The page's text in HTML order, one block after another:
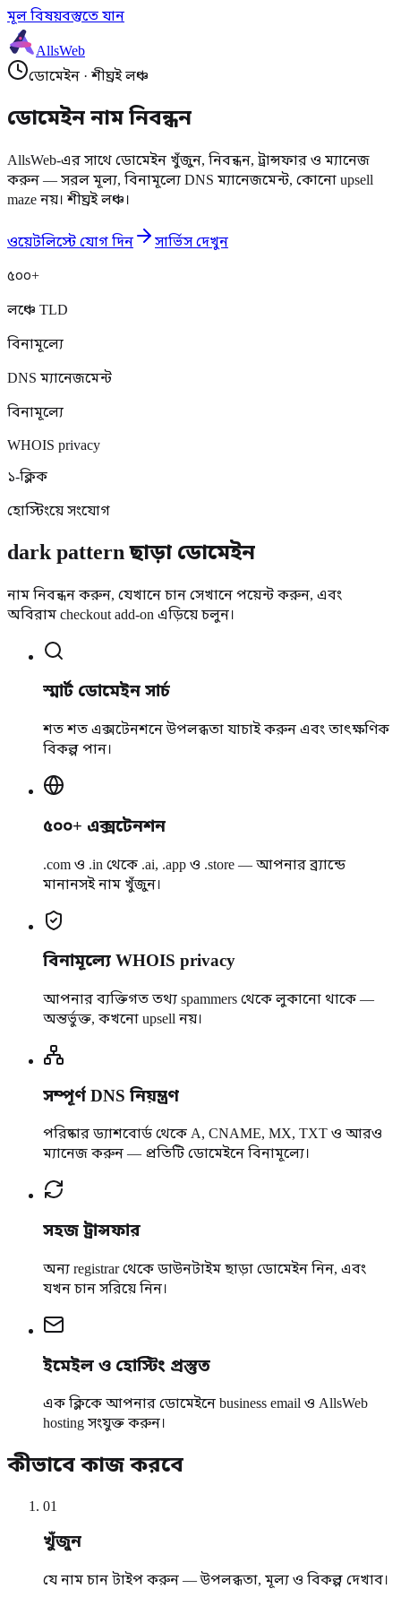
মূল বিষয়বস্তুতে যান
AllsWeb
ডোমেইন ·শীঘ্রই লঞ্চ
ডোমেইন নাম নিবন্ধন
AllsWeb-এর সাথে ডোমেইন খুঁজুন, নিবন্ধন, ট্রান্সফার ও ম্যানেজ
করুন — সরল মূল্য, বিনামূল্যে DNS ম্যানেজমেন্ট, কোনো upsell
maze নয়। শীঘ্রই লঞ্চ।
ওয়েটলিস্টে যোগ দিন সার্ভিস দেখুন
৫০০+
লঞ্চে TLD
বিনামূল্যে
DNS ম্যানেজমেন্ট
বিনামূল্যে
WHOIS privacy
১-ক্লিক
হোস্টিংয়ে সংযোগ
dark pattern ছাড়া ডোমেইন
নাম নিবন্ধন করুন, যেখানে চান সেখানে পয়েন্ট করুন, এবং
অবিরাম checkout add-on এড়িয়ে চলুন।
স্মার্ট ডোমেইন সার্চ
শত শত এক্সটেনশনে উপলব্ধতা যাচাই করুন এবং তাৎক্ষণিক
বিকল্প পান।
৫০০+ এক্সটেনশন
.com ও .in থেকে .ai, .app ও .store — আপনার ব্র্যান্ডে
মানানসই নাম খুঁজুন।
বিনামূল্যে WHOIS privacy
আপনার ব্যক্তিগত তথ্য spammers থেকে লুকানো থাকে —
অন্তর্ভুক্ত, কখনো upsell নয়।
সম্পূর্ণ DNS নিয়ন্ত্রণ
পরিষ্কার ড্যাশবোর্ড থেকে A, CNAME, MX, TXT ও আরও
ম্যানেজ করুন — প্রতিটি ডোমেইনে বিনামূল্যে।
সহজ ট্রান্সফার
অন্য registrar থেকে ডাউনটাইম ছাড়া ডোমেইন নিন, এবং
যখন চান সরিয়ে নিন।
ইমেইল ও হোস্টিং প্রস্তুত
এক ক্লিকে আপনার ডোমেইনে business email ও AllsWeb
hosting সংযুক্ত করুন।
কীভাবে কাজ করবে
01
খুঁজুন
যে নাম চান টাইপ করুন — উপলব্ধতা, মূল্য ও বিকল্প দেখাব।